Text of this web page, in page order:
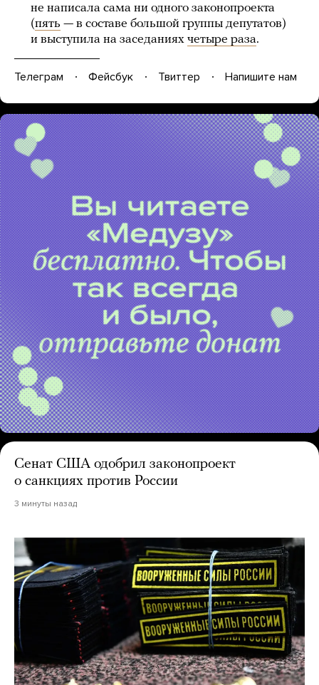
не написала сама ни одного законопроекта
(пять — в составе большой группы депутатов)
и выступила на заседаниях четыре раза.
Телеграм Фейсбук Твиттер Напишите нам
Сенат США одобрил законопроект
о санкциях против России
3 минуты назад